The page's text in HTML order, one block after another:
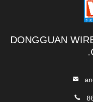
DONGGUAN